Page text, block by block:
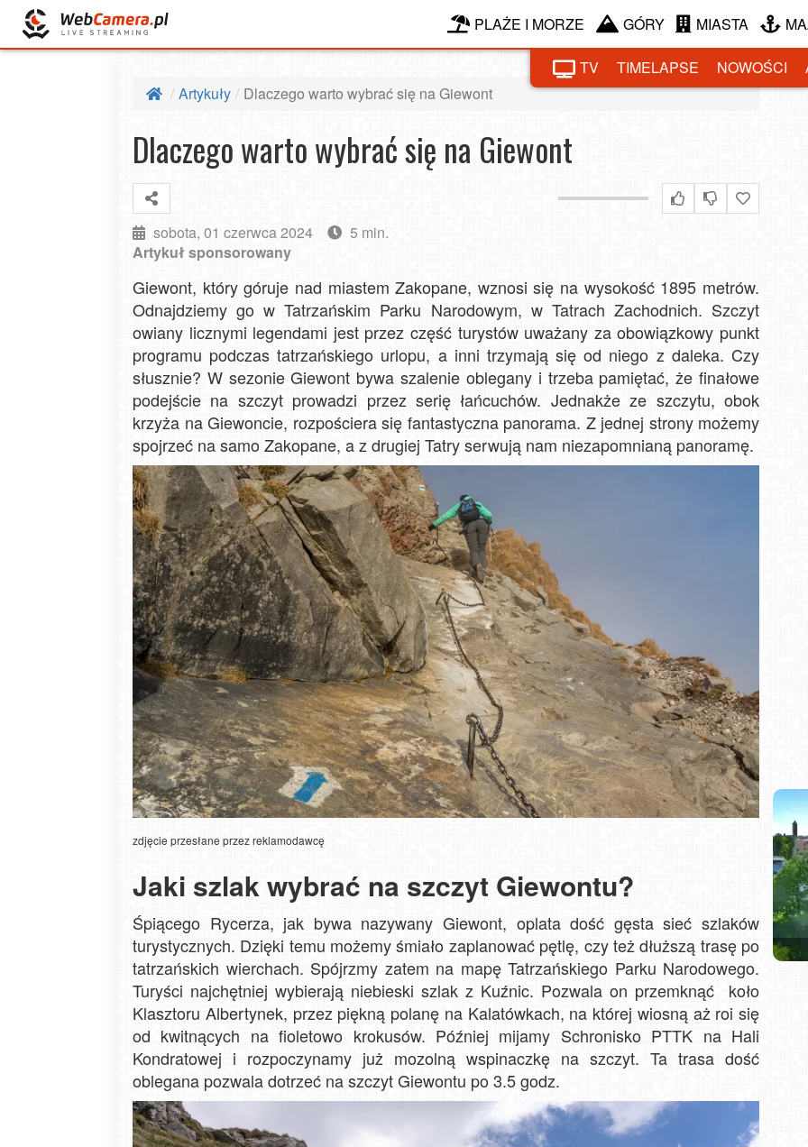
PLAŻE I MORZE GÓRY MIASTA
TV TIMELAPSE NOWOŚCI
Artykuły
Dlaczego warto wybrać się na Giewont
Dlaczego warto wybrać się na Giewont
sobota, 01 czerwca 2024
5 min.
Artykuł sponsorowany
Giewont, który góruje nad miastem Zakopane, wznosi się na wysokość 1895 metrów.
Odnajdziemy go w Tatrzańskim Parku Narodowym, w Tatrach Zachodnich. Szczyt
owiany licznymi legendami jest przez część turystów uważany za obowiązkowy punkt
programu podczas tatrzańskiego urlopu, a inni trzymają się od niego z daleka. Czy
słusznie? W sezonie Giewont bywa szalenie oblegany i trzeba pamiętać, że finałowe
podejście na szczyt prowadzi przez serię łańcuchów. Jednakże ze szczytu, obok
krzyża na Giewoncie, rozpościera się fantastyczna panorama. Z jednej strony możemy
spojrzeć na samo Zakopane, a z drugiej Tatry serwują nam niezapomnianą panoramę.
zdjęcie przesłane przez reklamodawcę
Jaki szlak wybrać na szczyt Giewontu?
Śpiącego Rycerza, jak bywa nazywany Giewont, oplata dość gęsta sieć szlaków
turystycznych. Dzięki temu możemy śmiało zaplanować pętlę, czy też dłuższą trasę po
tatrzańskich wierchach. Spójrzmy zatem na mapę Tatrzańskiego Parku Narodowego.
Turyści najchętniej wybierają niebieski szlak z Kuźnic. Pozwala on przemknąć koło
Klasztoru Albertynek, przez piękną polanę na Kalatówkach, na której wiosną aż roi się
od kwitnących na fioletowo krokusów. Później mijamy Schronisko PTTK na Hali
Kondratowej i rozpoczynamy już mozolną wspinaczkę na szczyt. Ta trasa dość
oblegana pozwala dotrzeć na szczyt Giewontu po 3.5 godz.
Zakopane - widok na deptak Krupówki NOWOŚĆ Władysławowo - widok na plażę - NOWOŚĆ
SKI